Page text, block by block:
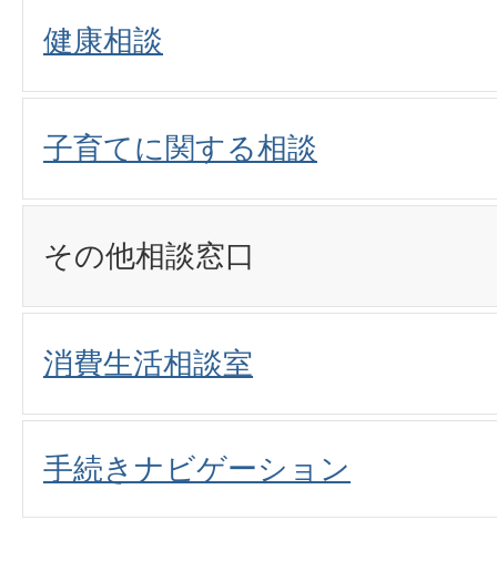
健康相談
子育てに関する相談
その他相談窓口
消費生活相談室
手続きナビゲーション